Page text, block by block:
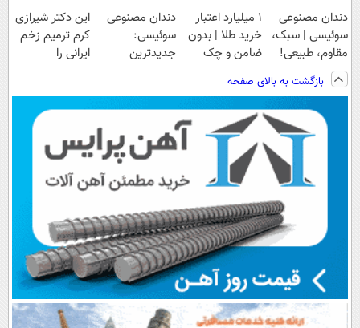
دندان مصنوعی
سوئیسی | سبک،
مقاوم، طبیعی!
ویزیت
رایگان+پرداخت
اقساطی😍
۱ میلیارد اعتبار
خرید طلا | بدون
ضامن و چک
دندان مصنوعی
سوئیسی:
جدیدترین
پرداخت قسطی
این دکتر شیرازی
کرم ترمیم زخم
ایرانی را
بازگشت به بالای صفحه